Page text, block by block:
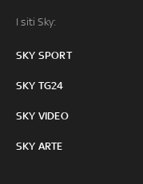
I siti Sky:
SKY SPORT
SKY TG24
SKY VIDEO
SKY ARTE